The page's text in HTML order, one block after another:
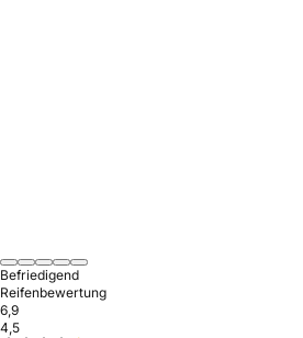
Befriedigend
Reifenbewertung
6,9
4,5